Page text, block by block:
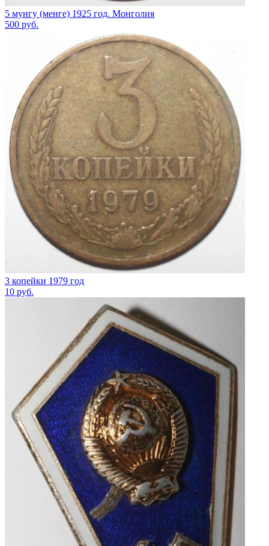
5 мунгу (менге) 1925 год. Монголия
500 руб.
3 копейки 1979 год
10 руб.